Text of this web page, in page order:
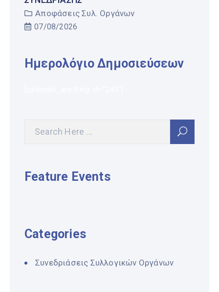
Αποφάσεις Συλ. Οργάνων
07/08/2026
Ημερολόγιο Δημοσιεύσεων
Feature Events
Categories
Συνεδριάσεις Συλλογικών Οργάνων